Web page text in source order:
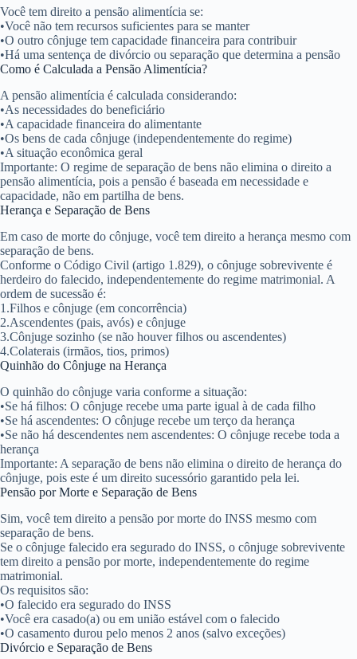
Você tem direito a pensão alimentícia se:
•Você não tem recursos suficientes para se manter
•O outro cônjuge tem capacidade financeira para contribuir
•Há uma sentença de divórcio ou separação que determina a pensão
Como é Calculada a Pensão Alimentícia?
A pensão alimentícia é calculada considerando:
•As necessidades do beneficiário
•A capacidade financeira do alimentante
•Os bens de cada cônjuge (independentemente do regime)
•A situação econômica geral
Importante: O regime de separação de bens não elimina o direito a
pensão alimentícia, pois a pensão é baseada em necessidade e
capacidade, não em partilha de bens.
Herança e Separação de Bens
Em caso de morte do cônjuge, você tem direito a herança mesmo com
separação de bens.
Conforme o Código Civil (artigo 1.829), o cônjuge sobrevivente é
herdeiro do falecido, independentemente do regime matrimonial. A
ordem de sucessão é:
1.Filhos e cônjuge (em concorrência)
2.Ascendentes (pais, avós) e cônjuge
3.Cônjuge sozinho (se não houver filhos ou ascendentes)
4.Colaterais (irmãos, tios, primos)
Quinhão do Cônjuge na Herança
O quinhão do cônjuge varia conforme a situação:
•Se há filhos: O cônjuge recebe uma parte igual à de cada filho
•Se há ascendentes: O cônjuge recebe um terço da herança
•Se não há descendentes nem ascendentes: O cônjuge recebe toda a
herança
Importante: A separação de bens não elimina o direito de herança do
cônjuge, pois este é um direito sucessório garantido pela lei.
Pensão por Morte e Separação de Bens
Sim, você tem direito a pensão por morte do INSS mesmo com
separação de bens.
Se o cônjuge falecido era segurado do INSS, o cônjuge sobrevivente
tem direito a pensão por morte, independentemente do regime
matrimonial.
Os requisitos são:
•O falecido era segurado do INSS
•Você era casado(a) ou em união estável com o falecido
•O casamento durou pelo menos 2 anos (salvo exceções)
Divórcio e Separação de Bens